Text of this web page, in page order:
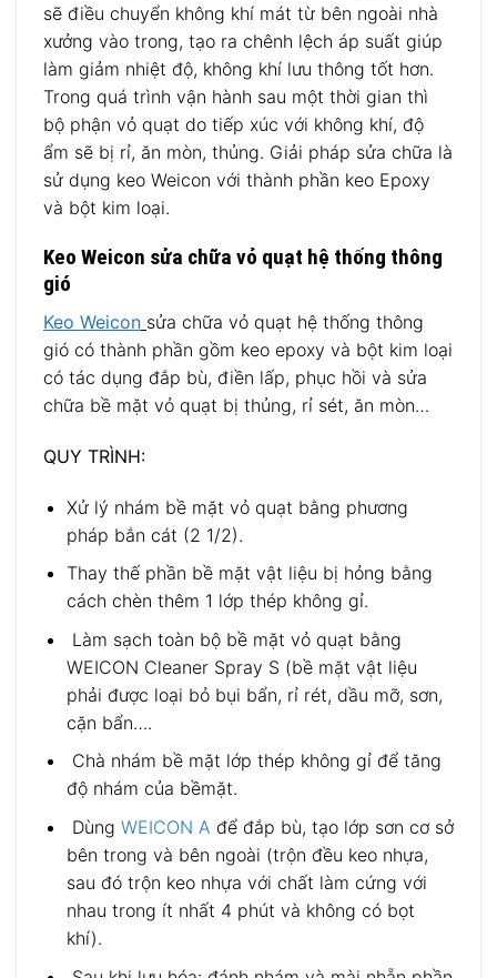
sẽ điều chuyển không khí mát từ bên ngoài nhà
xưởng vào trong, tạo ra chênh lệch áp suất giúp
làm giảm nhiệt độ, không khí lưu thông tốt hơn.
Trong quá trình vận hành sau một thời gian thì
bộ phận vỏ quạt do tiếp xúc với không khí, độ
ẩm sẽ bị rỉ, ăn mòn, thủng. Giải pháp sửa chữa là
sử dụng keo Weicon với thành phần keo Epoxy
và bột kim loại.
Keo Weicon sửa chữa vỏ quạt hệ thống thông
gió
Keo Weicon sửa chữa vỏ quạt hệ thống thông
gió có thành phần gồm keo epoxy và bột kim loại
có tác dụng đắp bù, điền lấp, phục hồi và sửa
chữa bề mặt vỏ quạt bị thủng, rỉ sét, ăn mòn…
QUY TRÌNH:
Xử lý nhám bề mặt vỏ quạt bằng phương
pháp bắn cát (2 1/2).
Thay thế phần bề mặt vật liệu bị hỏng bằng
cách chèn thêm 1 lớp thép không gỉ.
Làm sạch toàn bộ bề mặt vỏ quạt bằng
WEICON Cleaner Spray S (bề mặt vật liệu
phải được loại bỏ bụi bẩn, rỉ rét, dầu mỡ, sơn,
cặn bẩn….
Chà nhám bề mặt lớp thép không gỉ để tăng
độ nhám của bềmặt.
Dùng WEICON A để đắp bù, tạo lớp sơn cơ sở
bên trong và bên ngoài (trộn đều keo nhựa,
sau đó trộn keo nhựa với chất làm cứng với
nhau trong ít nhất 4 phút và không có bọt
khí).